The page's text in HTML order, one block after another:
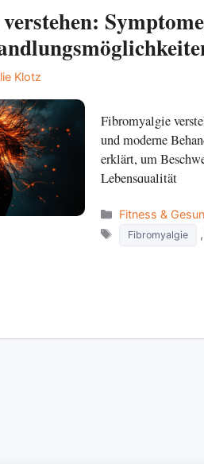
Klotz
Fibromyalgie
und moderne
erklärt, um
Lebensqualität
Categories
Fitness &
Tags
Fibromyalgie ,